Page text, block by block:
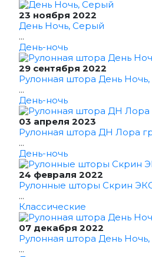
23 ноября 2022
День Ночь, Серый
...
День-ночь
29 сентября 2022
Рулонная штора День Ночь,
...
День-ночь
03 апреля 2023
Рулонная штора ДН Лора
...
День-ночь
24 февраля 2022
Рулонные шторы Скрин
...
Классические
07 декабря 2022
Рулонная штора День
...